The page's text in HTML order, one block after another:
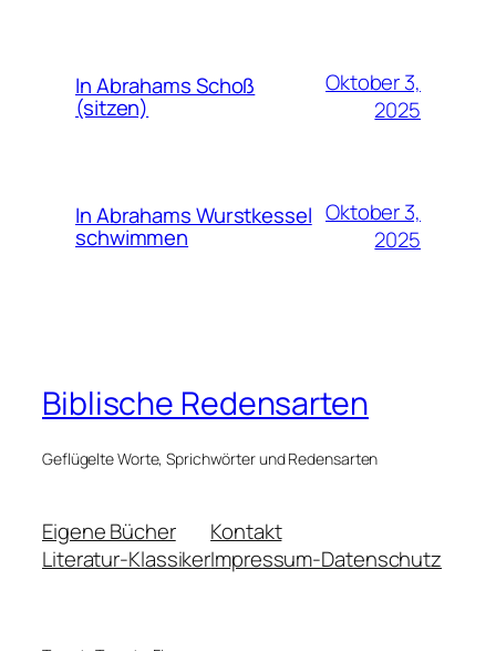
In Abrahams Schoß
(sitzen)
Oktober 3,
2025
In Abrahams Wurstkessel
schwimmen
Oktober 3,
2025
Biblische Redensarten
Geflügelte Worte, Sprichwörter und Redensarten
Eigene Bücher
Literatur-Klassiker
Kontakt
Impressum-Datenschutz